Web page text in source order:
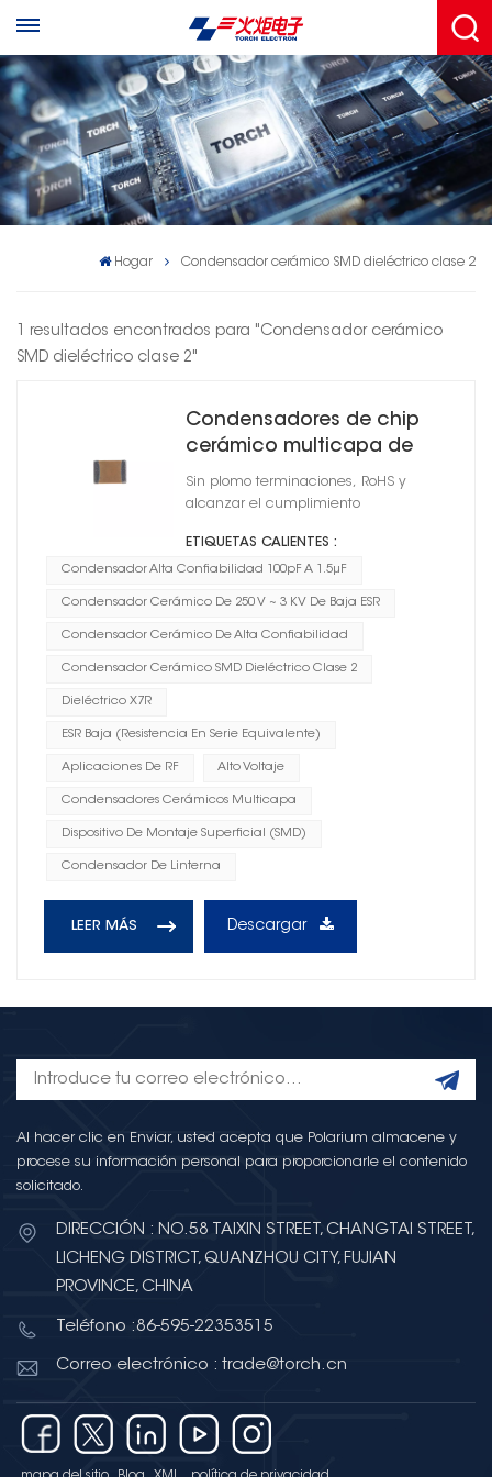
Hogar Condensador cerámico SMD dieléctrico clase 2
1 resultados encontrados para "Condensador cerámico
SMD dieléctrico clase 2"
Condensadores de chip
cerámico multicapa de
alto voltaje X7R
Sin plomo terminaciones, RoHS y
alcanzar el cumplimiento
ETIQUETAS CALIENTES :
Condensador Alta Confiabilidad 100pF A 1.5μF
Condensador Cerámico De 250 V ~ 3 KV De Baja ESR
Condensador Cerámico De Alta Confiabilidad
Condensador Cerámico SMD Dieléctrico Clase 2
Dieléctrico X7R
ESR Baja (resistencia En Serie Equivalente)
Aplicaciones De RF Alto Voltaje
Condensadores Cerámicos Multicapa
Dispositivo De Montaje Superficial (SMD)
Condensador De Linterna
LEER MÁS Descargar
Al hacer clic en Enviar, usted acepta que Polarium almacene y
procese su información personal para proporcionarle el contenido
solicitado.
DIRECCIÓN : NO.58 TAIXIN STREET, CHANGTAI STREET,
LICHENG DISTRICT, QUANZHOU CITY, FUJIAN
PROVINCE, CHINA
Teléfono :86-595-22353515
Correo electrónico : trade@torch.cn